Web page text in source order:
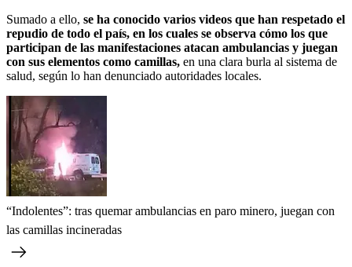
Sumado a ello, se ha conocido varios videos que han respetado el
repudio de todo el país, en los cuales se observa cómo los que
participan de las manifestaciones atacan ambulancias y juegan
con sus elementos como camillas, en una clara burla al sistema de
salud, según lo han denunciado autoridades locales.
“Indolentes”: tras quemar ambulancias en paro minero, juegan con
las camillas incineradas